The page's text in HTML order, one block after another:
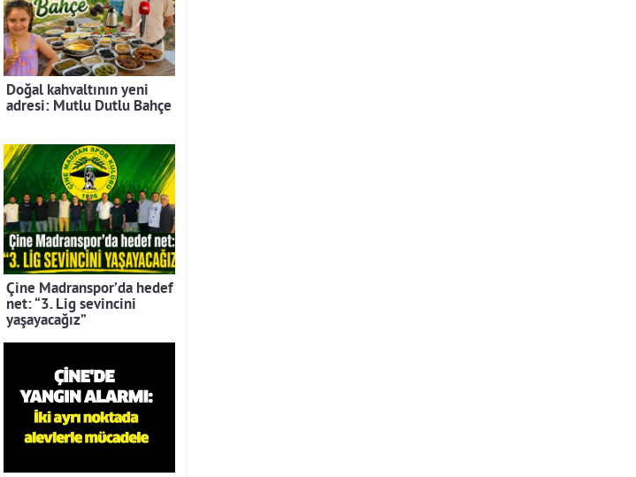
Doğal kahvaltının yeni
adresi: Mutlu Dutlu Bahçe
Çine Madranspor’da hedef
net: “3. Lig sevincini
yaşayacağız”